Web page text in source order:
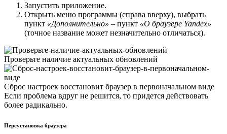
Запустить приложение.
Открыть меню программы (справа вверху), выбрать
пункт «Дополнительно» – пункт «О браузере Yandex»
(точное название может незначительно отличаться).
Проверьте наличие актуальных обновлений
Сброс настроек восстановит браузер в первоначальном виде
Если проблема вдруг не решится, то придется действовать
более радикально.
Переустановка браузера